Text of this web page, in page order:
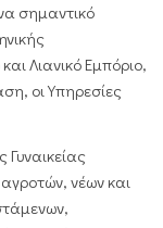
σημαντικό
Λιανικό Εμπόριο,
οι Υπηρεσίες
Γυναικείας
νέων και